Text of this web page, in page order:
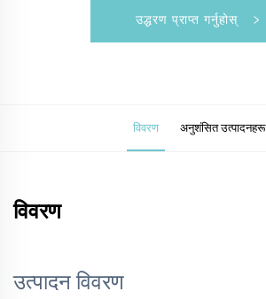
उद्धरण प्राप्त गर्नुहोस्
विवरण अनुशंसित उत्पादनहरू
विवरण
उत्पादन विवरण